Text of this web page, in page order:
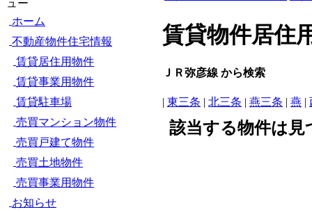
ュー
ホーム
不動産物件住宅情報
賃貸居住用物件
賃貸事業用物件
賃貸駐車場
売買マンション物件
売買戸建て物件
売買土地物件
売買事業用物件
お知らせ
賃貸物件居住
ＪＲ弥彦線 から検索
| 東三条 | 北三条 | 燕三条 | 燕 |
該当する物件は